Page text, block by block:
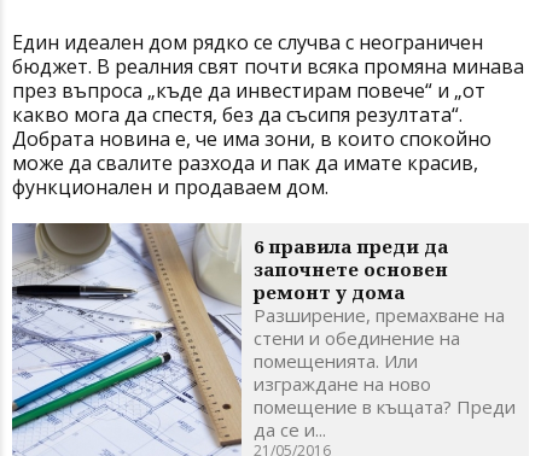
Един идеален дом рядко се случва с неограничен
бюджет. В реалния свят почти всяка промяна минава
през въпроса „къде да инвестирам повече“ и „от
какво мога да спестя, без да съсипя резултата“.
Добрата новина е, че има зони, в които спокойно
може да свалите разхода и пак да имате красив,
функционален и продаваем дом.
6 правила преди да
започнете основен
ремонт у дома
Разширение, премахване на
стени и обединение на
помещенията. Или
изграждане на ново
помещение в къщата? Преди
да се и...
21/05/2016